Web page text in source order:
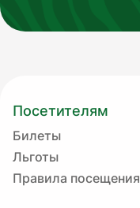
Посетителям
Билеты
Льготы
Правила посещения